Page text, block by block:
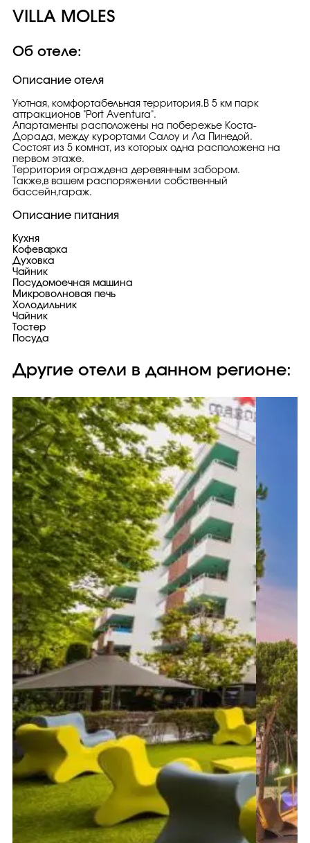
VILLA MOLES
Об отеле:
Описание отеля
Уютная, комфортабельная территория.В 5 км парк
аттракционов "Port Aventura".
Апартаменты расположены на побережье Коста-
Дорада, между курортами Салоу и Ла Пинедой.
Состоят из 5 комнат, из которых одна расположена на
первом этаже.
Территория ограждена деревянным забором.
Также,в вашем распоряжении собственный
бассейн,гараж.
Описание питания
Кухня
Кофеварка
Духовка
Чайник
Посудомоечная машина
Микроволновая печь
Холодильник
Чайник
Тостер
Посуда
Другие отели в данном регионе: